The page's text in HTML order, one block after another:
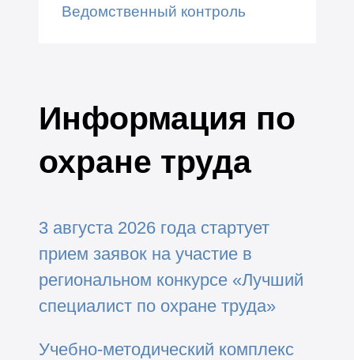
Ведомственный контроль
Информация по
охране труда
3 августа 2026 года стартует
прием заявок на участие в
региональном конкурсе «Лучший
специалист по охране труда»
Учебно-методический комплекс